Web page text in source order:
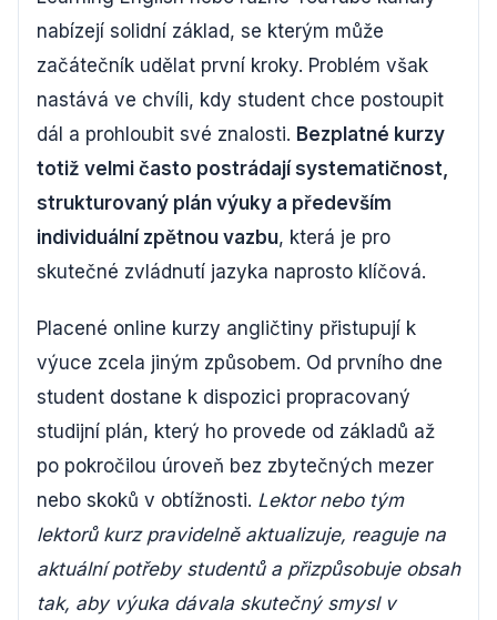
nabízejí solidní základ, se kterým může
začátečník udělat první kroky. Problém však
nastává ve chvíli, kdy student chce postoupit
dál a prohloubit své znalosti. Bezplatné kurzy
totiž velmi často postrádají systematičnost,
strukturovaný plán výuky a především
individuální zpětnou vazbu, která je pro
skutečné zvládnutí jazyka naprosto klíčová.
Placené online kurzy angličtiny přistupují k
výuce zcela jiným způsobem. Od prvního dne
student dostane k dispozici propracovaný
studijní plán, který ho provede od základů až
po pokročilou úroveň bez zbytečných mezer
nebo skoků v obtížnosti. Lektor nebo tým
lektorů kurz pravidelně aktualizuje, reaguje na
aktuální potřeby studentů a přizpůsobuje obsah
tak, aby výuka dávala skutečný smysl v